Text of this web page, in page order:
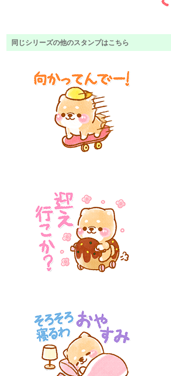
同じシリーズの他のスタンプはこちら